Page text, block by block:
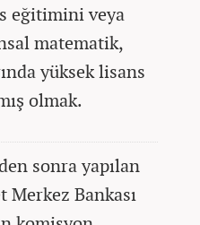
eğitimini veya
matematik,
yüksek lisans
olmak.
sonra yapılan
Bankası